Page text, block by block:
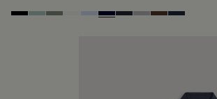
NoirDuck Egg
Slate Green
Blanc Optique
Sky Blue
Nero Blue
Cold Night Blue
Icy Grey
Earth Brown
Blue Indigo